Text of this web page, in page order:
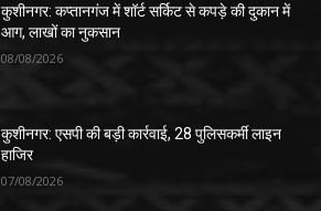
कुशीनगर: कप्तानगंज में शॉर्ट सर्किट से कपड़े की दुकान में
आग, लाखों का नुकसान
08/08/2026
कुशीनगर: एसपी की बड़ी कार्रवाई, 28 पुलिसकर्मी लाइन
हाजिर
07/08/2026